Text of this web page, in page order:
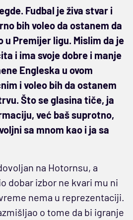
Fudbal je živa stvar i
bih voleo da ostanem da
u Premijer ligu. Mislim da je
i ima svoje dobre i manje
Engleska u ovom
i voleo bih da ostanem
Što se glasina tiče, ja
već baš suprotno,
sa mnom kao i ja sa
na Hotornsu, a
dobar izbor ne kvari mu ni
nema u reprezentaciji.
o tome da bi igranje